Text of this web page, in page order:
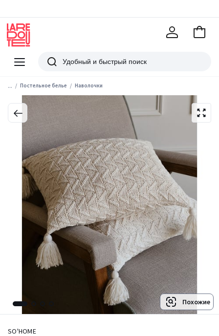
Меню
Redoute
Поиск
В
... Постельное белье Наволочки
Похожие
SO'HOME